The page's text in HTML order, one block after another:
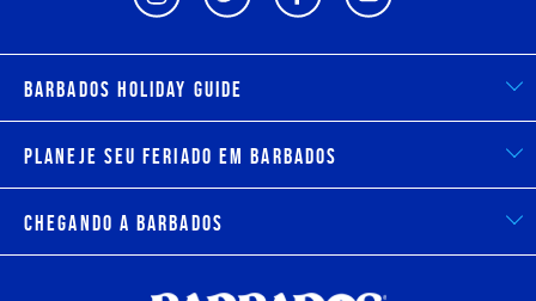
Barbados Holiday Guide
Planeje seu feriado em Barbados
Chegando a Barbados